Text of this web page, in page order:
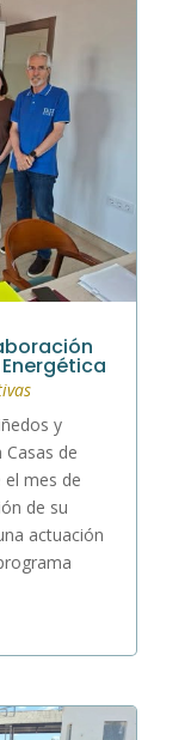
y
de
el mes de
de su
actuación